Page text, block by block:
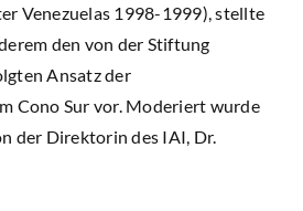
Venezuelas 1998-1999), stellte
den von der Stiftung
Ansatz der
Cono Sur vor. Moderiert wurde
der Direktorin des IAI, Dr.